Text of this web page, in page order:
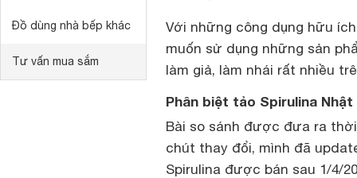
Đồ dùng nhà bếp khác
Tư vấn mua sắm
Với những công dụng hữu
muốn sử dụng những sản
làm giả, làm nhái rất nhiều
Phân biệt tảo Spirulina
Bài so sánh được đưa ra
chút thay đổi, mình đã
Spirulina được bán sau 1/4/